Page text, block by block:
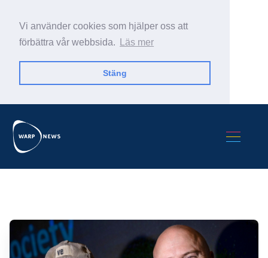
Vi använder cookies som hjälper oss att
förbättra vår webbsida.
Läs mer
Stäng